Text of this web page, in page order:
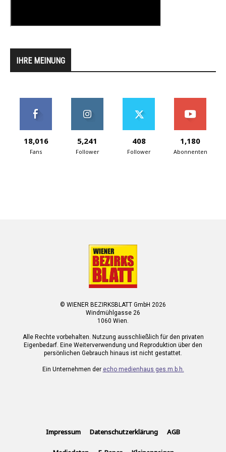
IHRE MEINUNG
18,016
Fans
5,241
Follower
408
Follower
1,180
Abonnenten
© WIENER BEZIRKSBLATT GmbH 2026
Windmühlgasse 26
1060 Wien.
Alle Rechte vorbehalten. Nutzung ausschließlich für den privaten
Eigenbedarf. Eine Weiterverwendung und Reproduktion über den
persönlichen Gebrauch hinaus ist nicht gestattet.
Ein Unternehmen der echo medienhaus ges.m.b.h.
Impressum Datenschutzerklärung AGB